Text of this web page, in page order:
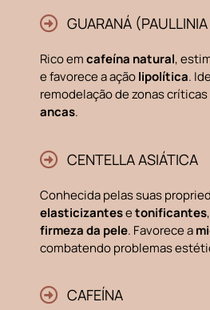
GUARANÁ
Rico emcafeína natural,
e favorece a açãolipolítica.
remodelação de zonas
ancas.
CENTELLA ASIÁTICA
Conhecida pelas suas
elasticizantesetonificantes
firmeza da pele. Favorece a
combatendo problemas
CAFEÍNA